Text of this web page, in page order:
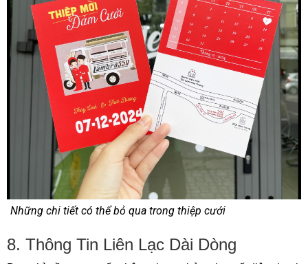
Những chi tiết có thể bỏ qua trong thiệp cưới
8. Thông Tin Liên Lạc Dài Dòng